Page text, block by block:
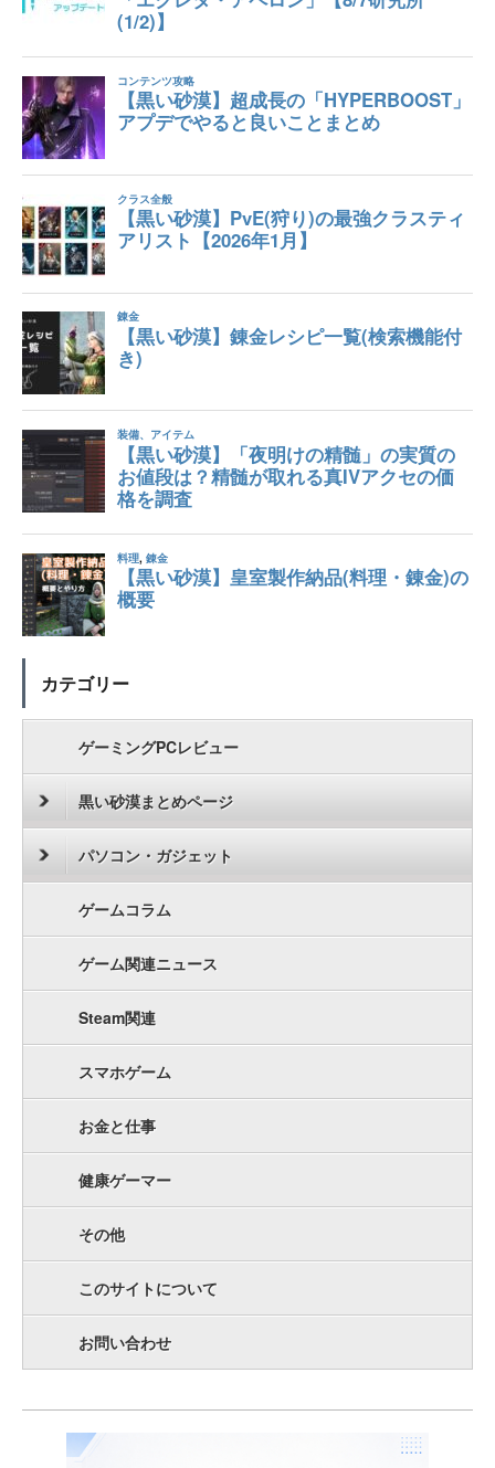
カテゴリー
ゲーミングPCレビュー
黒い砂漠まとめページ
パソコン・ガジェット
ゲームコラム
ゲーム関連ニュース
Steam関連
スマホゲーム
お金と仕事
健康ゲーマー
その他
このサイトについて
お問い合わせ